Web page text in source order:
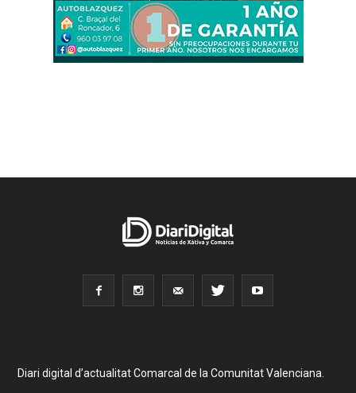
Diari digital d’actualitat Comarcal de la Comunitat Valenciana.